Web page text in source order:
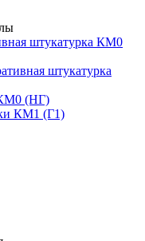
штукатурка КМ0
штукатурка
(НГ)
КМ1 (Г1)